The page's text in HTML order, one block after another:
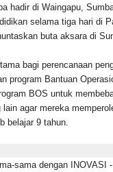
hadir di Waingapu,
selama tiga hari di
buta aksara di
bagi perencanaan
program Bantuan
BOS untuk
agar mereka
belajar 9 tahun.
sama dengan INOVASI